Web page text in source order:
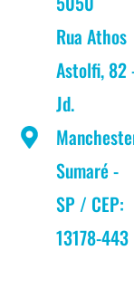
Rua Athos
Astolfi, 82
Jd.
Sumaré -
SP / CEP:
13178-443